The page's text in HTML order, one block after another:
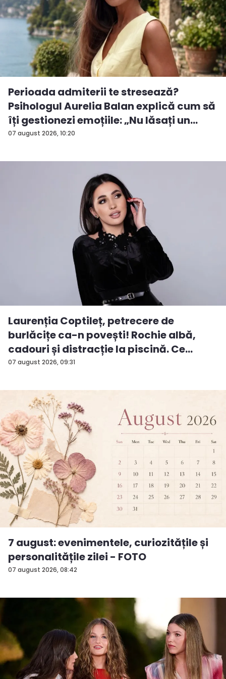
07 august 2026, 10:20
Perioada admiterii te stresează?
Psihologul Aurelia Balan explică cum să
îți gestionezi emoțiile: „Nu lăsați un
rezu...
07 august 2026, 09:31
Laurenția Coptileț, petrecere de
burlăcițe ca-n povești! Rochie albă,
cadouri și distracție la piscină. Ce
surp...
07 august 2026, 08:42
7 august: evenimentele, curiozitățile și
personalitățile zilei - FOTO